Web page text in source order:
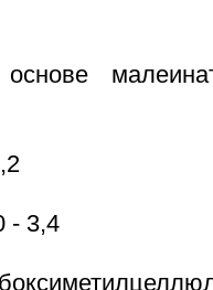
- 3,4